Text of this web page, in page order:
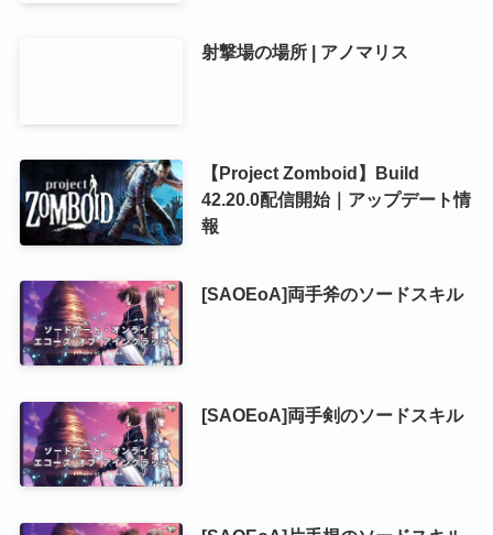
射撃場の場所 | アノマリス
【Project Zomboid】Build
42.20.0配信開始｜アップデート情
報
[SAOEoA]両手斧のソードスキル
[SAOEoA]両手剣のソードスキル